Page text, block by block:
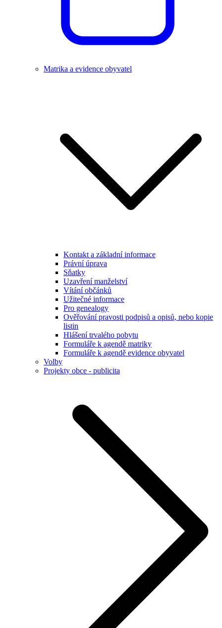
Matrika a evidence obyvatel
Kontakt a základní informace
Právní úprava
Sňatky
Uzavření manželství
Vítání občánků
Užitečné informace
Pro genealogy
Ověřování pravosti podpisů a opisů, nebo kopie
listin
Hlášení trvalého pobytu
Formuláře k agendě matriky
Formuláře k agendě evidence obyvatel
Volby
Projekty obce - publicita